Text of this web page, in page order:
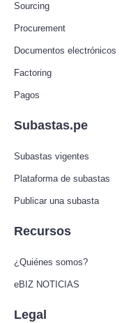
Sourcing
Procurement
Documentos electrónicos
Factoring
Pagos
Subastas.pe
Subastas vigentes
Plataforma de subastas
Publicar una subasta
Recursos
¿Quiénes somos?
eBIZ NOTICIAS
Legal